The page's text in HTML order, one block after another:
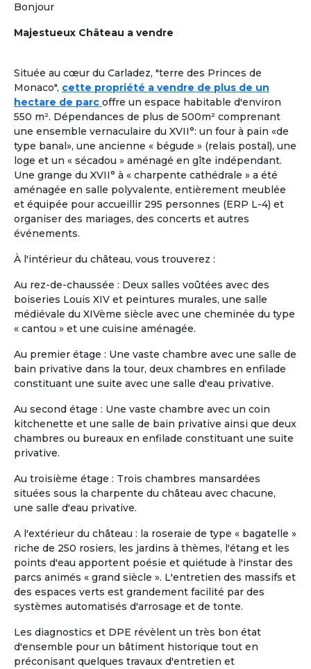
Bonjour
Majestueux Château a vendre
Située au cœur du Carladez, "terre des Princes de
Monaco", cette propriété a vendre de plus de un
hectare de parc offre un espace habitable d'environ
550 m². Dépendances de plus de 500m² comprenant
une ensemble vernaculaire du XVII°: un four à pain «de
type banal», une ancienne « bégude » (relais postal), une
loge et un « sécadou » aménagé en gîte indépendant.
Une grange du XVII° à « charpente cathédrale » a été
aménagée en salle polyvalente, entièrement meublée
et équipée pour accueillir 295 personnes (ERP L-4) et
organiser des mariages, des concerts et autres
événements.
À l'intérieur du château, vous trouverez :
Au rez-de-chaussée : Deux salles voûtées avec des
boiseries Louis XIV et peintures murales, une salle
médiévale du XIVème siècle avec une cheminée du type
« cantou » et une cuisine aménagée.
Au premier étage : Une vaste chambre avec une salle de
bain privative dans la tour, deux chambres en enfilade
constituant une suite avec une salle d'eau privative.
Au second étage : Une vaste chambre avec un coin
kitchenette et une salle de bain privative ainsi que deux
chambres ou bureaux en enfilade constituant une suite
privative.
Au troisième étage : Trois chambres mansardées
situées sous la charpente du château avec chacune,
une salle d'eau privative.
A l'extérieur du château : la roseraie de type « bagatelle »
riche de 250 rosiers, les jardins à thèmes, l'étang et les
points d'eau apportent poésie et quiétude à l'instar des
parcs animés « grand siècle ». L'entretien des massifs et
des espaces verts est grandement facilité par des
systèmes automatisés d'arrosage et de tonte.
Les diagnostics et DPE révèlent un très bon état
d'ensemble pour un bâtiment historique tout en
préconisant quelques travaux d'entretien et
Formules adaptées à la cohabitation
1 Location dans une Maison Partagée et Solidaire
taille humaine oucolocation chez un senior, pour une
retraite paisible, en adoptantun mode de vie collectif
ou chaque retraité a son rôle à jouer.Les colocataires
seniors n’y sont pas « accueillis », ils sont réellement
chez eux !
Colocation Seniors Maison Partagée
Marrakech Maroc
Et si votre retraite prenait une nouvelle
dimension, entre confort, rencontres et
logement propose une colocation clé en
souhaitant s’installer dans un
environnement à la fois serein, sécurisé et
vivant, tout en conservant leur
indépendance. L’appartement, spacieux et
entièrement meublé, offre : -4 chambres
(possibilité en solo ou en couple) -3 salles
de bain -2 salons confortables -1 espace
salle à manger -1 cuisine équipée -1 grande
terrasse avec jacuzzi Situé au sein d’une
résidence sécurisée 24h/24 et 7j/7,
l’environnement est calme, verdoyant et
agréable à vivre. La résidence est
familles, des jeunes actifs, des couples,
des personnes seules ou encore d’autres
r...
À la une
Slide 1 of 11
11